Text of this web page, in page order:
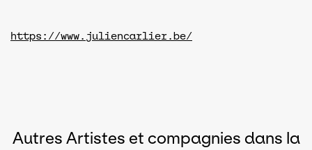
https://www.juliencarlier.be/
Autres Artistes et compagnies dans la